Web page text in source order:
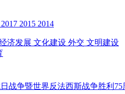
2017 2015 2014
济发展 文化建设 外交 文明建设
战争暨世界反法西斯战争胜利